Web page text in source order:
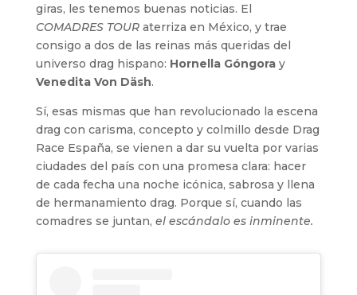
giras, les tenemos buenas noticias. El
COMADRES TOURaterriza en México, y trae
consigo a dos de las reinas más queridas del
universo drag hispano: Hornella Góngoray
Venedita Von Däsh.
Sí, esas mismas que han revolucionado la escena
drag con carisma, concepto y colmillo desde Drag
Race España, se vienen a dar su vuelta por varias
ciudades del país con una promesa clara: hacer
de cada fecha una noche icónica, sabrosa y llena
de hermanamiento drag. Porque sí, cuando las
comadres se juntan, el escándalo es inminente.